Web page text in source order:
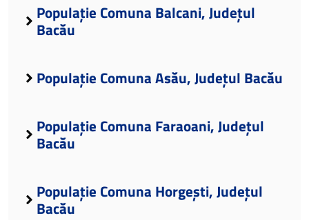
Populație Comuna Balcani, Județul
Bacău
Populație Comuna Asău, Județul Bacău
Populație Comuna Faraoani, Județul
Bacău
Populație Comuna Horgești, Județul
Bacău